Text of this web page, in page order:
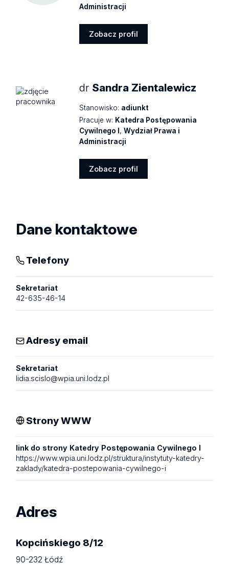
Administracji
Zobacz profil
dr Sandra Zientalewicz
Stanowisko: adiunkt
Pracuje w: Katedra Postępowania
Cywilnego I,Wydział Prawa i
Administracji
Zobacz profil
Dane kontaktowe
Telefony
Sekretariat
42-635-46-14
Adresy email
Sekretariat
lidia.scislo@wpia.uni.lodz.pl
Strony WWW
link do strony Katedry Postępowania Cywilnego I
https://www.wpia.uni.lodz.pl/struktura/instytuty-katedry-
zaklady/katedra-postepowania-cywilnego-i
Adres
Kopcińskiego 8/12
90-232 Łódź